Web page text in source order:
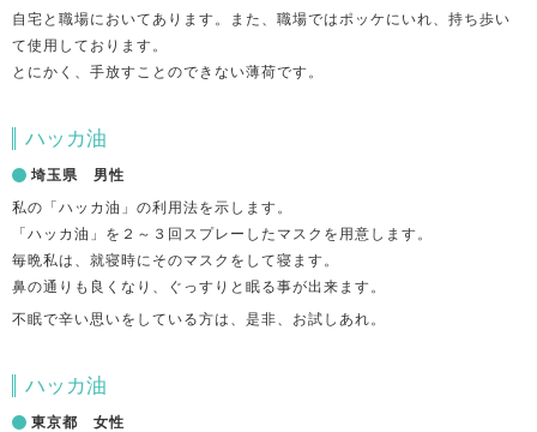
自宅と職場においてあります。また、職場ではポッケにいれ、持ち歩い
て使用しております。
とにかく、手放すことのできない薄荷です。
ハッカ油
埼玉県 男性
私の「ハッカ油」の利用法を示します。
「ハッカ油」を２～３回スプレーしたマスクを用意します。
毎晩私は、就寝時にそのマスクをして寝ます。
鼻の通りも良くなり、ぐっすりと眠る事が出来ます。
不眠で辛い思いをしている方は、是非、お試しあれ。
ハッカ油
東京都 女性